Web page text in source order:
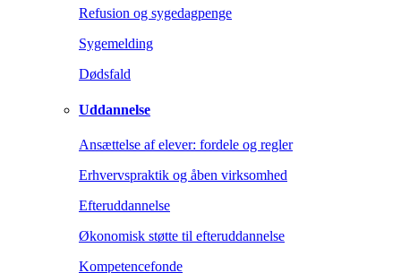
Refusion og sygedagpenge
Sygemelding
Dødsfald
Uddannelse
Ansættelse af elever: fordele og regler
Erhvervspraktik og åben virksomhed
Efteruddannelse
Økonomisk støtte til efteruddannelse
Kompetencefonde